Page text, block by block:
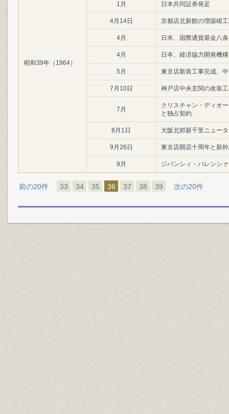
昭和39年（1964）
1月 日本共同証券発足
4月14日 京都店北新館の増築竣
4月 日本、国際通貨基金八
4月 日本、経済協力開発機
5月 東京店新装工事完成、
7月10日 神戸店中央玄関の改装
7月
クリスチャン・ディオ
と独占契約
8月1日 大阪北郊新千里ニュー
9月26日 東京店開店十周年と新
9月 ジバンシィ・バレンシ
前の20件 33 34 35 36 37 38 39 次の20件